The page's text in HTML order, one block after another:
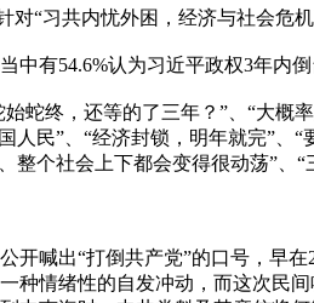
“习共内忧外困，经济与社会危
有54.6%认为习近平政权3年内
蛇终，还等的了三年？”、“大
民”、“经济封锁，明年就完”
个社会上下都会变得很动荡”、
喊出“打倒共产党”的口号，早
种情绪性的自发冲动，而这次民